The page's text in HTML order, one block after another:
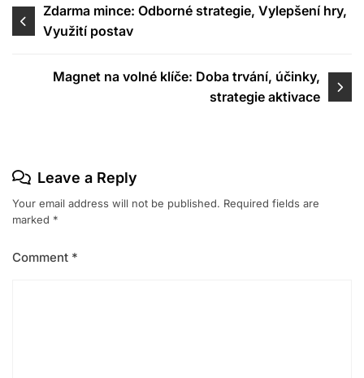
Post
navigation
Zdarma mince: Odborné strategie, Vylepšení hry,
Využití postav
Magnet na volné klíče: Doba trvání, účinky,
strategie aktivace
Leave a Reply
Your email address will not be published. Required fields are
marked *
Comment *